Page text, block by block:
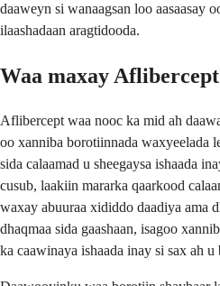
daaweyn si wanaagsan loo aasaasay
ilaashadaan aragtidooda.
Waa maxay
Aflibercept waa nooc ka mid ah
oo xanniba borotiinnada waxyeelada
sida calaamad u sheegaysa ishaada
cusub, laakiin mararka qaarkood
waxay abuuraa xididdo daadiya ama
dhaqmaa sida gaashaan, isagoo
ka caawinaya ishaada inay si sax ah u